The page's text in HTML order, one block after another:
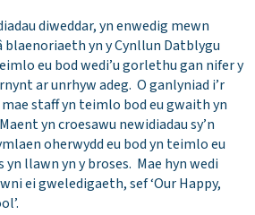
diweddar, yn enwedig mewn
blaenoriaeth yn y Cynllun Datblygu
eu bod wedi’u gorlethu gan nifer y
ar unrhyw adeg. O ganlyniad i’r
staff yn teimlo bod eu gwaith yn
yn croesawu newidiadau sy’n
oherwydd eu bod yn teimlo eu
yn llawn yn y broses. Mae hyn wedi
ei gweledigaeth, sef ‘Our Happy,